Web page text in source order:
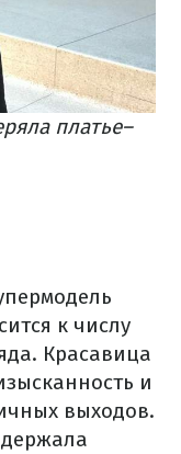
платье–
к числу
Красавица
и
выходов.